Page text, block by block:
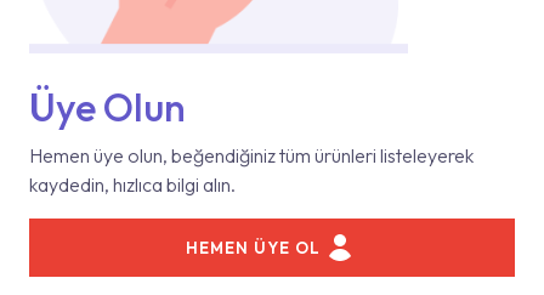
Üye Olun
Hemen üye olun, beğendiğiniz tüm ürünleri listeleyerek
kaydedin, hızlıca bilgi alın.
HEMEN ÜYE OL